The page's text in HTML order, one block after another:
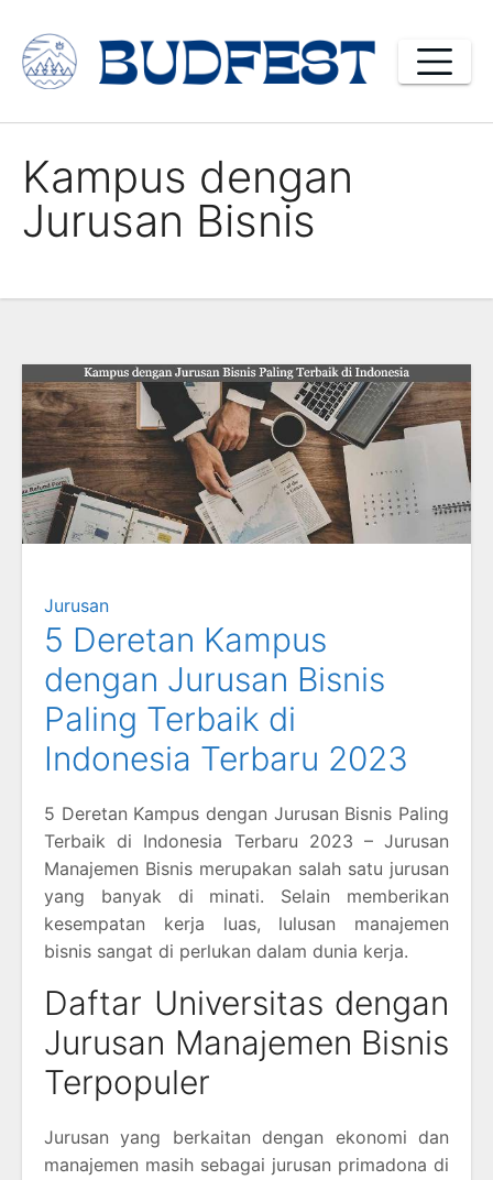
content
Kampus dengan
Jurusan Bisnis
Jurusan
5 Deretan Kampus
dengan Jurusan Bisnis
Paling Terbaik di
Indonesia Terbaru 2023
5 Deretan Kampus dengan Jurusan Bisnis Paling
Terbaik di Indonesia Terbaru 2023 – Jurusan
Manajemen Bisnis merupakan salah satu jurusan
yang banyak di minati. Selain memberikan
kesempatan kerja luas, lulusan manajemen
bisnis sangat di perlukan dalam dunia kerja.
Daftar Universitas dengan
Jurusan Manajemen Bisnis
Terpopuler
Jurusan yang berkaitan dengan ekonomi dan
manajemen masih sebagai jurusan primadona di